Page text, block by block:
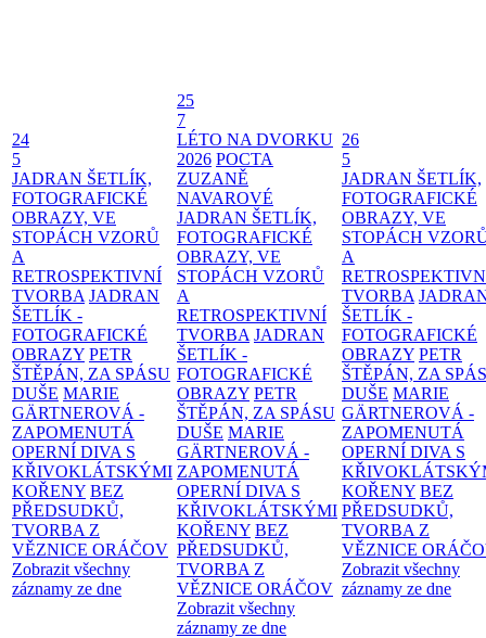
24
5
JADRAN ŠETLÍK,
FOTOGRAFICKÉ
OBRAZY, VE
STOPÁCH VZORŮ
A
RETROSPEKTIVNÍ
TVORBA JADRAN
ŠETLÍK -
FOTOGRAFICKÉ
OBRAZY PETR
ŠTĚPÁN, ZA SPÁSU
DUŠE MARIE
GÄRTNEROVÁ -
ZAPOMENUTÁ
OPERNÍ DIVA S
KŘIVOKLÁTSKÝMI
KOŘENY BEZ
PŘEDSUDKŮ,
TVORBA Z
VĚZNICE ORÁČOV
Zobrazit všechny
záznamy ze dne
25
7
LÉTO NA DVORKU
2026 POCTA
ZUZANĚ
NAVAROVÉ
JADRAN ŠETLÍK,
FOTOGRAFICKÉ
OBRAZY, VE
STOPÁCH VZORŮ
A
RETROSPEKTIVNÍ
TVORBA JADRAN
ŠETLÍK -
FOTOGRAFICKÉ
OBRAZY PETR
ŠTĚPÁN, ZA SPÁSU
DUŠE MARIE
GÄRTNEROVÁ -
ZAPOMENUTÁ
OPERNÍ DIVA S
KŘIVOKLÁTSKÝMI
KOŘENY BEZ
PŘEDSUDKŮ,
TVORBA Z
VĚZNICE ORÁČOV
Zobrazit všechny
záznamy ze dne
26
5
JADRAN ŠETLÍK,
FOTOGRAFICKÉ
OBRAZY, VE
STOPÁCH
A
TVORBA
ŠETLÍK -
FOTOGRAFICKÉ
OBRAZY PETR
ŠTĚPÁN, ZA
DUŠE MARIE
GÄRTNEROVÁ -
ZAPOMENUTÁ
OPERNÍ DIVA S
KOŘENY BEZ
PŘEDSUDKŮ,
TVORBA Z
VĚZNICE
Zobrazit všechny
záznamy ze dne